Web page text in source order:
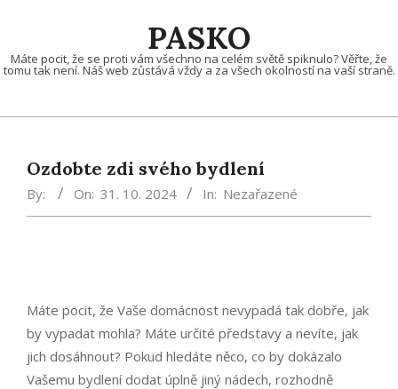
content
PASKO
Máte pocit, že se proti vám všechno na celém světě spiknulo? Věřte, že
tomu tak není. Náš web zůstává vždy a za všech okolností na vaší straně.
Ozdobte zdi svého bydlení
By: On: 31. 10. 2024 In: Nezařazené
Máte pocit, že Vaše domácnost nevypadá tak dobře, jak
by vypadat mohla? Máte určité představy a nevíte, jak
jich dosáhnout? Pokud hledáte něco, co by dokázalo
Vašemu bydlení dodat úplně jiný nádech, rozhodně